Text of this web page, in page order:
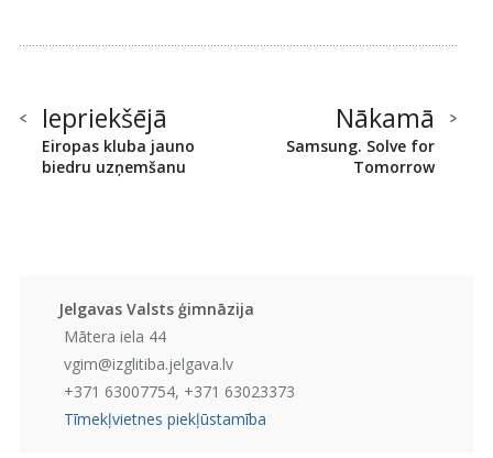
Iepriekšējā
Eiropas kluba jauno
biedru uzņemšanu
Nākamā
Samsung. Solve for
Tomorrow
Jelgavas Valsts ģimnāzija
Mātera iela 44
vgim@izglitiba.jelgava.lv
+371 63007754, +371 63023373
Tīmekļvietnes piekļūstamība